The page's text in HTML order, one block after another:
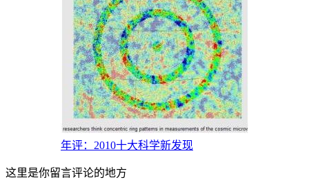
年评：2010十大科学新发现
这里是你留言评论的地方